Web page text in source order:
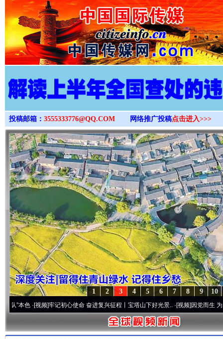
>
投稿邮箱： 3555333776@QQ.COM 网络推广投稿点击进入>>>
10
9
8
7
6
5
4
3
2
1
·[视频]牢记初心使命 奋进复兴征程丨宝塔山下好光景..·[视频]因党而生 为党而战